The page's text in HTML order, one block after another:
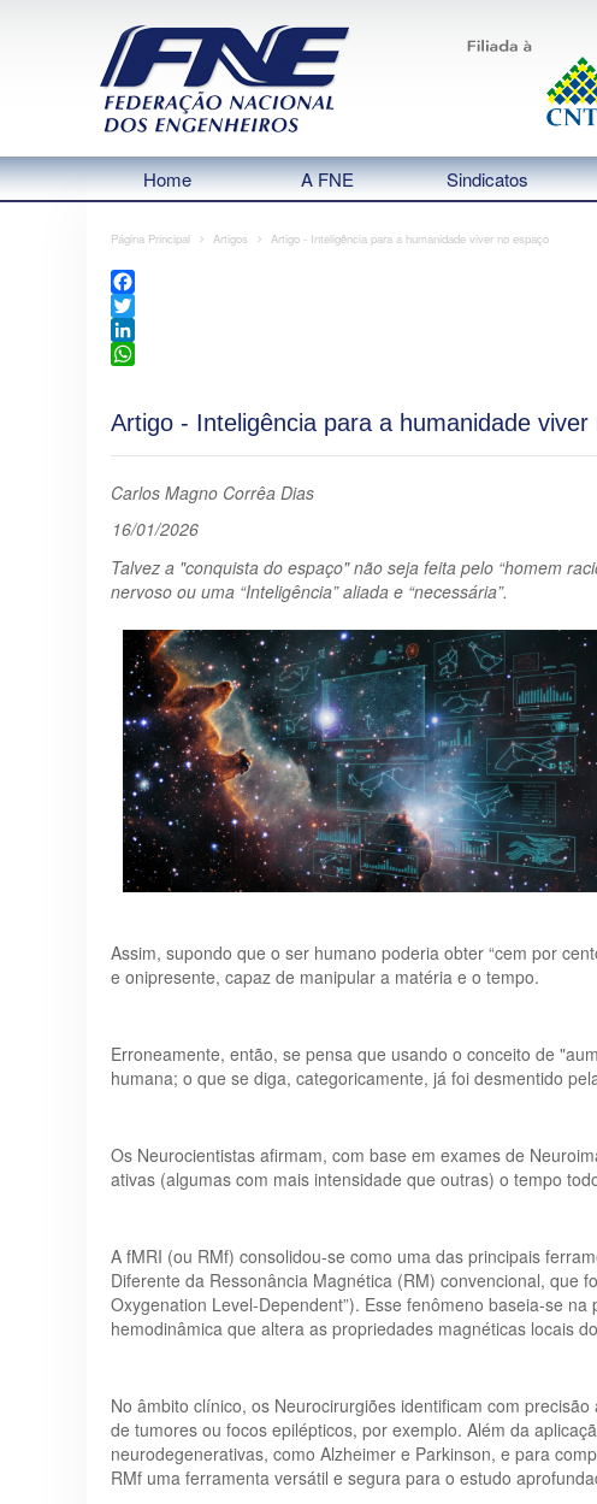
Home A FNE Sindicatos
Página Principal Artigos Artigo - Inteligência para a humanidade viver no espaço
Facebook
Twitter
LinkedIn
Artigo - Inteligência para a humanidade viver
Carlos Magno Corrêa Dias
16/01/2026
Talvez a "conquista do espaço" não seja feita pelo “homem
nervoso ou uma “Inteligência” aliada e “necessária”.
Assim, supondo que o ser humano poderia obter “cem por
e onipresente, capaz de manipular a matéria e o tempo.
Erroneamente, então, se pensa que usando o conceito de
humana; o que se diga, categoricamente, já foi desmentido
Os Neurocientistas afirmam, com base em exames de
ativas (algumas com mais intensidade que outras) o tempo
A fMRI (ou RMf) consolidou-se como uma das principais
Diferente da Ressonância Magnética (RM) convencional, que
Oxygenation Level-Dependent”). Esse fenômeno baseia-se
hemodinâmica que altera as propriedades magnéticas locais
No âmbito clínico, os Neurocirurgiões identificam com
de tumores ou focos epilépticos, por exemplo. Além da
neurodegenerativas, como Alzheimer e Parkinson, e para
RMf uma ferramenta versátil e segura para o estudo